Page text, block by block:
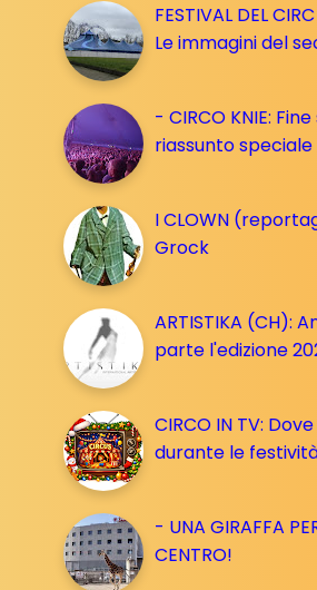
FESTIVAL DEL
Le immagini del
- CIRCO KNIE:
riassunto speciale
I CLOWN
Grock
ARTISTIKA (CH):
parte l'edizione
CIRCO IN TV:
durante le
- UNA GIRAFFA
CENTRO!